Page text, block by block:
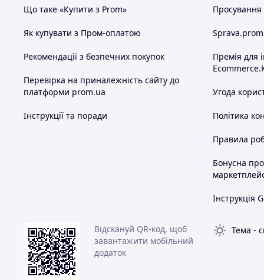
Що таке «Купити з Prom»
Як купувати з Пром-оплатою
Рекомендації з безпечних покупок
Перевірка на приналежність сайту до
платформи prom.ua
Інструкції та поради
Просування
Премія для
Угода
Політика
Правила
Бонусна
Інструкція
Відскануй QR-код, щоб
завантажити мобільний
додаток
Тема -